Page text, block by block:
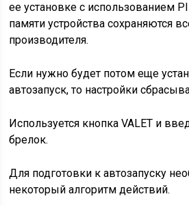
ее установке с использованием
памяти устройства сохраняются
производителя.
Если нужно будет потом еще
автозапуск, то настройки
Используется кнопка VALET и
брелок.
Для подготовки к автозапуску
некоторый алгоритм действий.